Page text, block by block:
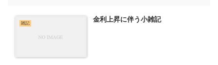
雑記 金利上昇に伴う小雑記